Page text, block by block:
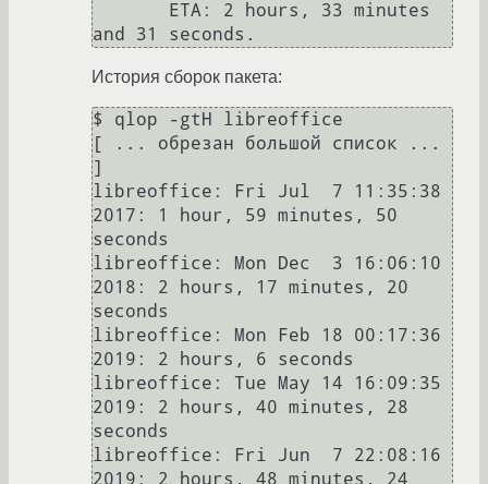
История сборок пакета:
$ qlop -gtH libreoffice
[ ... обрезан большой список ...
]
libreoffice: Fri Jul  7 11:35:38
2017: 1 hour, 59 minutes, 50
seconds
libreoffice: Mon Dec  3 16:06:10
2018: 2 hours, 17 minutes, 20
seconds
libreoffice: Mon Feb 18 00:17:36
2019: 2 hours, 6 seconds
libreoffice: Tue May 14 16:09:35
2019: 2 hours, 40 minutes, 28
seconds
libreoffice: Fri Jun  7 22:08:16
2019: 2 hours, 48 minutes, 24